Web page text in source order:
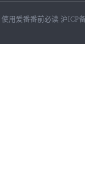
使用爱番番前必读 沪ICP